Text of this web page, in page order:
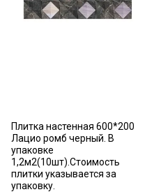
Плитка настенная 600*200
Лацио ромб черный. В
упаковке
1,2м2(10шт).Стоимость
плитки указывается за
упаковку.